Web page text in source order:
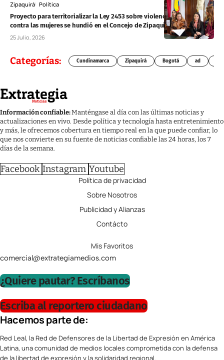
Zipaquirá Política
Proyecto para territorializar la Ley 2453 sobre violencia política
contra las mujeres se hundió en el Concejo de Zipaquirá
25 Julio, 2026
Categorías: Cundinamarca Zipaquirá Bogotá ad
Información confiable:Manténgase al día con las últimas noticias y
actualizaciones en vivo. Desde política y tecnología hasta entretenimiento
y más, le ofrecemos cobertura en tiempo real en la que puede confiar, lo
que nos convierte en su fuente de noticias confiable las 24 horas, los 7
días de la semana.
Facebook Instagram Youtube
Política de privacidad
Sobre Nosotros
Publicidad y Alianzas
Contácto
Mis Favoritos
comercial@extrategiamedios.com
¿Quiere pautar? Escríbanos
Escriba al reportero ciudadano
Hacemos parte de:
Red Leal, la Red de Defensores de la Libertad de Expresión en América
Latina, una comunidad de medios locales comprometida con la defensa
de la libertad de expresión y la solidaridad regional.